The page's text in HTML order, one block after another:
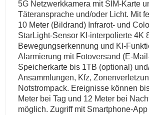
5G Netzwerkkamera mit SIM-Karte
Täteransprache und/oder Licht. Mit
10 Meter (Bildrand) Infrarot- und
StarLight-Sensor KI-interpolierte 4K
Bewegungserkennung und KI-
Alarmierung mit Fotoversand (E-
Speicherkarte bis 1TB (optional)
Ansammlungen, Kfz,
Notstrompack. Ereignisse können
Meter bei Tag und 12 Meter bei
möglich. Zugriff mit Smartphone-